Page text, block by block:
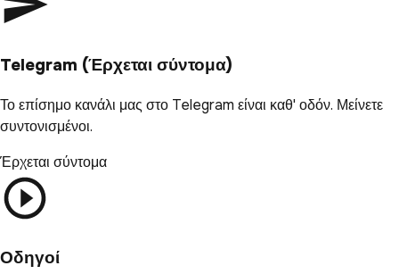
Telegram (Έρχεται σύντομα)
Το επίσημο κανάλι μας στο Telegram είναι καθ' οδόν. Μείνετε
συντονισμένοι.
Έρχεται σύντομα
Οδηγοί